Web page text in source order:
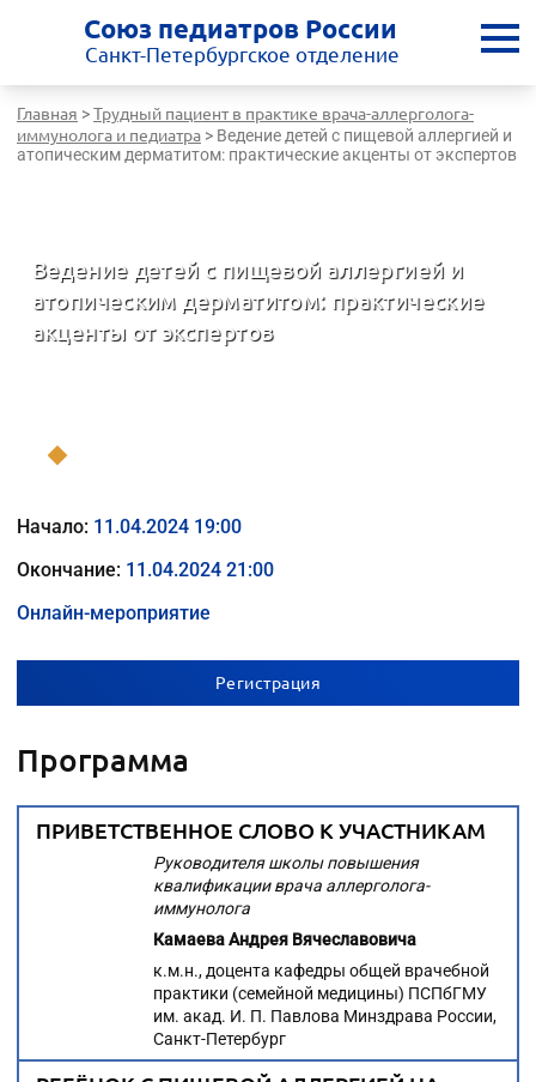
Союз педиатров России
Санкт-Петербургское отделение
Главная >Трудный пациент в практике врача-аллерголога-
иммунолога и педиатра > Ведение детей с пищевой аллергией и
атопическим дерматитом: практические акценты от экспертов
Ведение детей с пищевой аллергией и
атопическим дерматитом: практические
акценты от экспертов
Начало: 11.04.2024 19:00
Окончание: 11.04.2024 21:00
Онлайн-мероприятие
Регистрация
Программа
ПРИВЕТСТВЕННОЕ СЛОВО К УЧАСТНИКАМ
Руководителя школы повышения
квалификацииврача аллерголога-
иммунолога
Камаева Андрея Вячеславовича
к.м.н., доцента кафедры общей врачебной
практики (семейной медицины) ПСПбГМУ
им. акад. И. П. Павлова Минздрава России,
Санкт-Петербург